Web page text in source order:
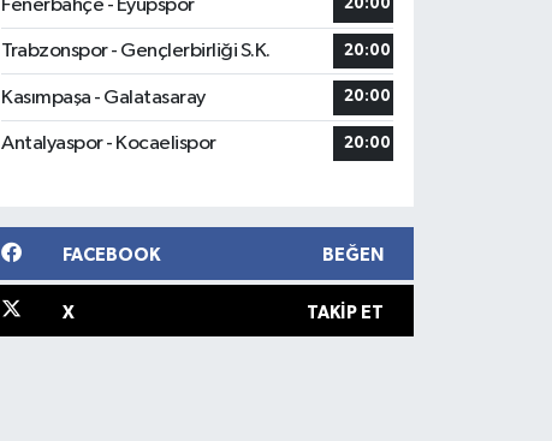
Fenerbahçe - Eyüpspor 20:00
Trabzonspor - Gençlerbirliği S.K. 20:00
Kasımpaşa - Galatasaray 20:00
Antalyaspor - Kocaelispor 20:00
FACEBOOK BEĞEN
X TAKIP ET